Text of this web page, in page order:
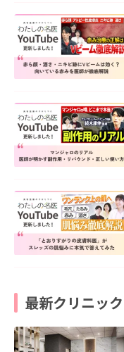
最新クリニック